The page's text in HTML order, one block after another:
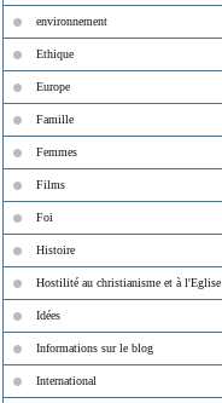
environnement
Ethique
Europe
Famille
Femmes
Films
Foi
Histoire
Hostilité au christianisme et à l'Eglise
Idées
Informations sur le blog
International